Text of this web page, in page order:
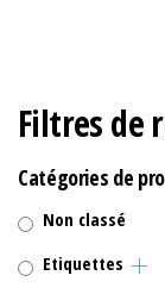
Filtres de
Catégories de
Non classé
Etiquettes